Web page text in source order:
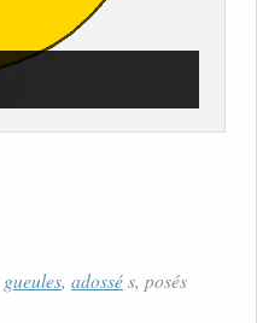
gueules, adossés, posés